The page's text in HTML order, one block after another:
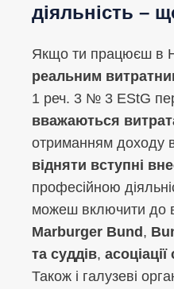
діяльність –
Якщо ти працюєш в
реальним
1 реч. 3 № 3 EStG
вважаються
отриманням доходу
відняти вступні
професійною
можеш включити до
Marburger Bund,
та суддів,
Також і галузеві